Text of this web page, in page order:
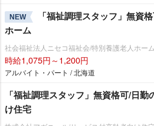
NEW
「福祉調理スタッフ」無資
ホーム
社会福祉法人ニセコ福祉会/特別養護老人ホー
時給1,075円～1,200円
アルバイト・パート / 北海道
「福祉調理スタッフ」無資格可/日
け住宅